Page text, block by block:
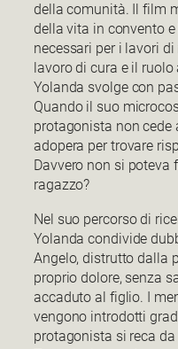
della comunità. Il film
della vita in convento
necessari per i lavori
lavoro di cura e il
Yolanda svolge con
Quando il suo
protagonista non cede
adopera per trovare
Davvero non si poteva
ragazzo?
Nel suo percorso di
Yolanda condivide
Angelo, distrutto dalla
proprio dolore, senza
accaduto al figlio. I
vengono introdotti
protagonista si reca